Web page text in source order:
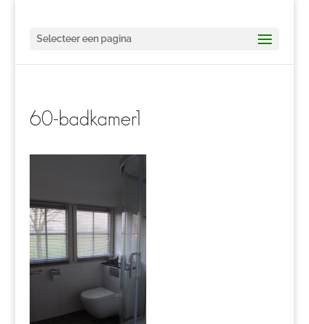
Selecteer een pagina
60-badkamer1